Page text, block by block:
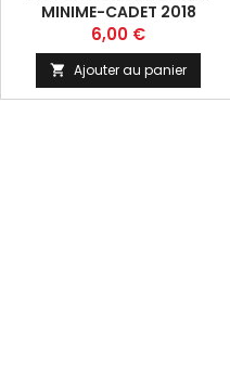
MINIME-CADET 2018
Prix
6,00 €
 Ajouter au panier